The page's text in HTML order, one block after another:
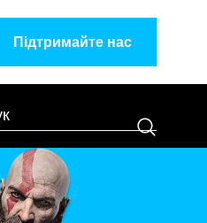
Підтримайте наc